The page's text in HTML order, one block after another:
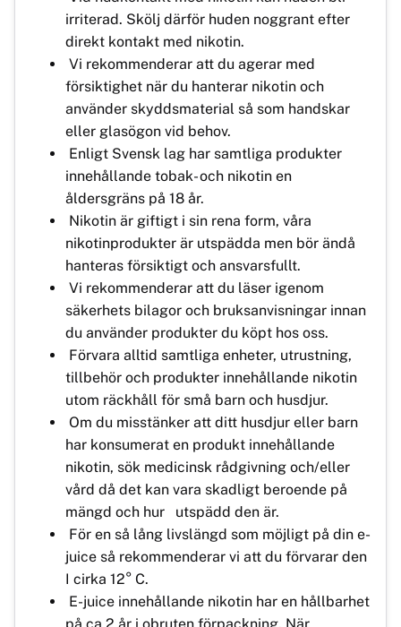
irriterad. Skölj därför huden noggrant efter
direkt kontakt med nikotin.
Vi rekommenderar att du agerar med
försiktighet när du hanterar nikotin och
använder skyddsmaterial så som handskar
eller glasögon vid behov.
Enligt Svensk lag har samtliga produkter
innehållande tobak- och nikotin en
åldersgräns på 18 år.
Nikotin är giftigt i sin rena form, våra
nikotinprodukter är utspädda men bör ändå
hanteras försiktigt och ansvarsfullt.
Vi rekommenderar att du läser igenom
säkerhets bilagor och bruksanvisningar innan
du använder produkter du köpt hos oss.
Förvara alltid samtliga enheter, utrustning,
tillbehör och produkter innehållande nikotin
utom räckhåll för små barn och husdjur.
Om du misstänker att ditt husdjur eller barn
har konsumerat en produkt innehållande
nikotin, sök medicinsk rådgivning och/eller
vård då det kan vara skadligt beroende på
mängd och hur utspädd den är.
För en så lång livslängd som möjligt på din e-
juice så rekommenderar vi att du förvarar den
I cirka 12° C.
E-juice innehållande nikotin har en hållbarhet